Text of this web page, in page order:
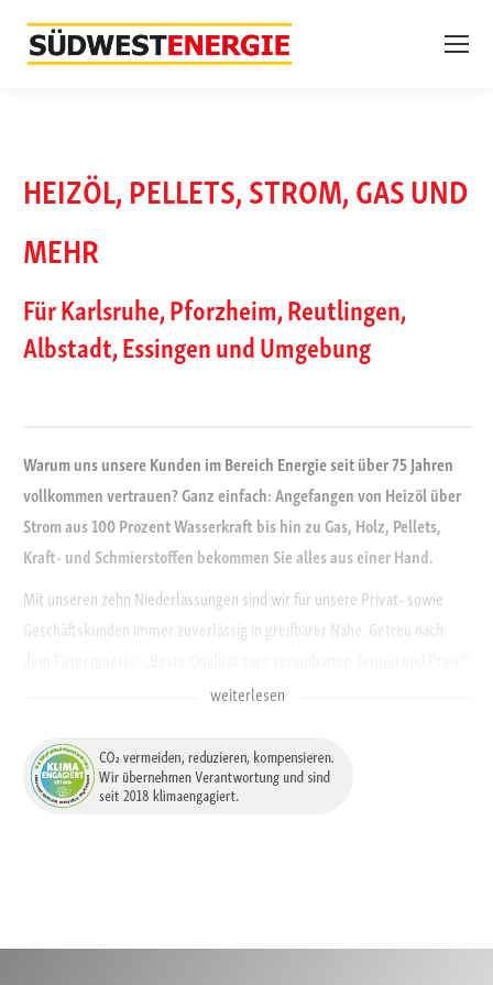
HEIZÖL, PELLETS, STROM, GAS UND
MEHR
Für Karlsruhe, Pforzheim, Reutlingen,
Albstadt, Essingen und Umgebung
Warum uns unsere Kunden im Bereich Energie seit über 75 Jahren
vollkommen vertrauen? Ganz einfach: Angefangen von Heizöl über
Strom aus 100 Prozent Wasserkraft bis hin zu Gas, Holz, Pellets,
Kraft- und Schmierstoffen bekommen Sie alles aus einer Hand.
Mit unseren zehn Niederlassungen sind wir für unsere Privat- sowie
Geschäftskunden immer zuverlässig in greifbarer Nähe. Getreu nach
versuchen wir stets das beste Preis-Leistungs-Verhältnis
heute um morgen. Gerade als Energiedienstleister sind wir uns der
besonderen Verantwortung gegenüber der Umwelt und den
kommenden Generationen bewusst. Darum wird die bestmögliche
weiterlesen